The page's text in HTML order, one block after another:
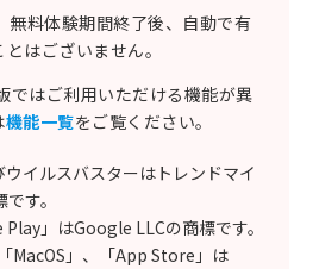
無料体験期間終了後、自動で有
はございません。
ではご利用いただける機能が異
機能一覧をご覧ください。
イルスバスターはトレンドマイ
す。
」はGoogle LLCの商標です。
MacOS」、「App Store」は